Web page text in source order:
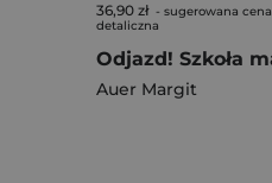
36,90 zł - sugerowana cena
detaliczna
Auer Margit